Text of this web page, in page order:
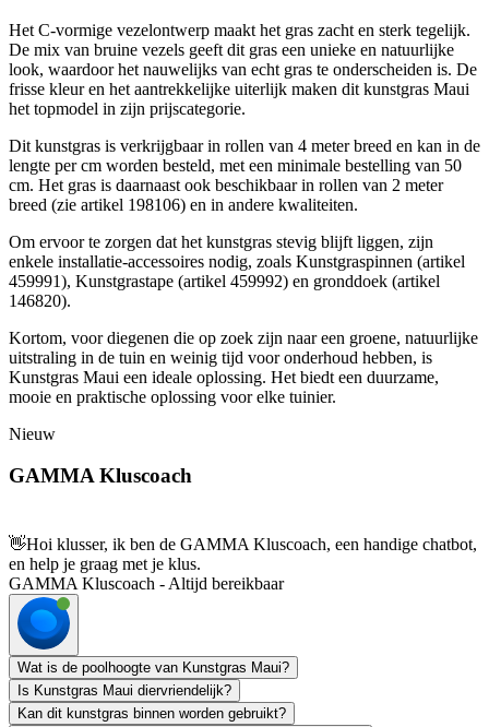
Het C-vormige vezelontwerp maakt het gras zacht en sterk tegelijk.
De mix van bruine vezels geeft dit gras een unieke en natuurlijke
look, waardoor het nauwelijks van echt gras te onderscheiden is. De
frisse kleur en het aantrekkelijke uiterlijk maken dit kunstgras Maui
het topmodel in zijn prijscategorie.
Dit kunstgras is verkrijgbaar in rollen van 4 meter breed en kan in de
lengte per cm worden besteld, met een minimale bestelling van 50
cm. Het gras is daarnaast ook beschikbaar in rollen van 2 meter
breed (zie artikel 198106) en in andere kwaliteiten.
Om ervoor te zorgen dat het kunstgras stevig blijft liggen, zijn
enkele installatie-accessoires nodig, zoals Kunstgraspinnen (artikel
459991), Kunstgrastape (artikel 459992) en gronddoek (artikel
146820).
Kortom, voor diegenen die op zoek zijn naar een groene, natuurlijke
uitstraling in de tuin en weinig tijd voor onderhoud hebben, is
Kunstgras Maui een ideale oplossing. Het biedt een duurzame,
mooie en praktische oplossing voor elke tuinier.
Nieuw
GAMMA Kluscoach
👋Hoi klusser, ik ben de GAMMA Kluscoach, een handige chatbot,
en help je graag met je klus.
GAMMA Kluscoach - Altijd bereikbaar
Wat is de poolhoogte van Kunstgras Maui?
Is Kunstgras Maui diervriendelijk?
Kan dit kunstgras binnen worden gebruikt?